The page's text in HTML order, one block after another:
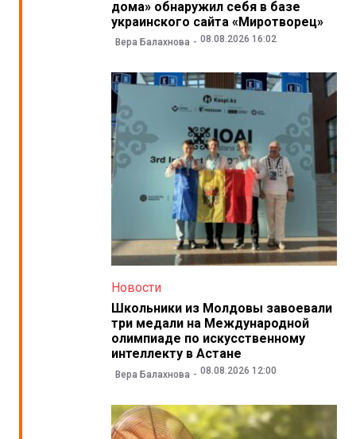
дома» обнаружил себя в базе
украинского сайта «Миротворец»
Вера Балахнова 08.08.2026 16:02
Новости
Школьники из Молдовы завоевали
три медали на Международной
олимпиаде по искусственному
интеллекту в Астане
Вера Балахнова 08.08.2026 12:00